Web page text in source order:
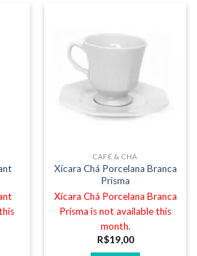
CAFÉ & CHÁ
Xícara Chá Porcelana Branca
Prisma
Xícara Chá Porcelana Branca
Prisma is not available this
month.
R$19,00